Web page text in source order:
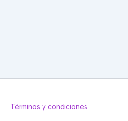
Términos y condiciones